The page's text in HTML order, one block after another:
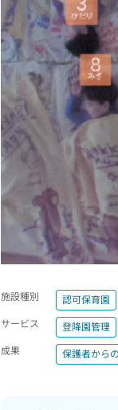
施設種別
認可保育園
サービス
登降園管理
成果
保護者から